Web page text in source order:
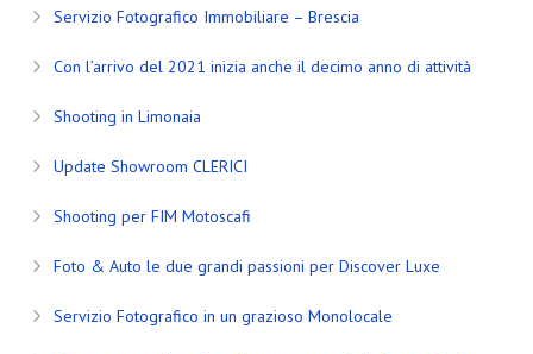
Servizio Fotografico Immobiliare – Brescia
Con l’arrivo del 2021 inizia anche il decimo anno di attività
Shooting in Limonaia
Update Showroom CLERICI
Shooting per FIM Motoscafi
Foto & Auto le due grandi passioni per Discover Luxe
Servizio Fotografico in un grazioso Monolocale